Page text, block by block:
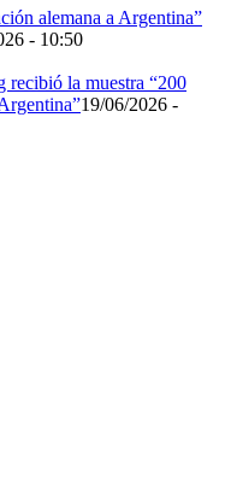
alemana a Argentina”
- 10:50
la muestra “200
19/06/2026 -